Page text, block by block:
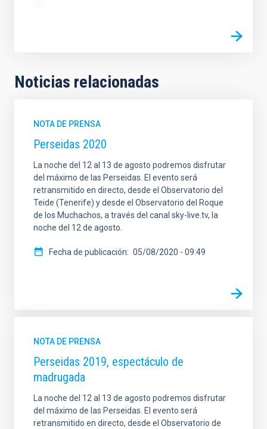
Noticias relacionadas
NOTA DE PRENSA
Perseidas 2020
La noche del 12 al 13 de agosto podremos disfrutar
del máximo de las Perseidas. El evento será
retransmitido en directo, desde el Observatorio del
Teide (Tenerife) y desde el Observatorio del Roque
de los Muchachos, a través del canal sky-live.tv, la
noche del 12 de agosto.
Fecha de publicación 05/08/2020 - 09:49
NOTA DE PRENSA
Perseidas 2019, espectáculo de
madrugada
La noche del 12 al 13 de agosto podremos disfrutar
del máximo de las Perseidas. El evento será
retransmitido en directo, desde el Observatorio de